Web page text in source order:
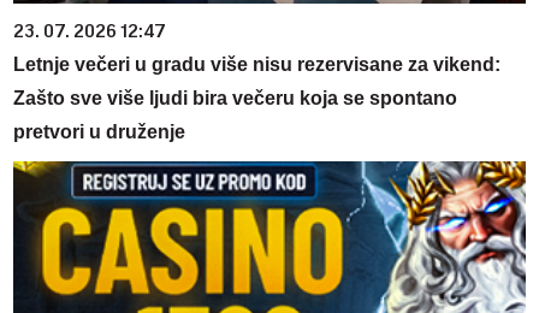
23. 07. 2026 12:47
Letnje večeri u gradu više nisu rezervisane za vikend:
Zašto sve više ljudi bira večeru koja se spontano
pretvori u druženje